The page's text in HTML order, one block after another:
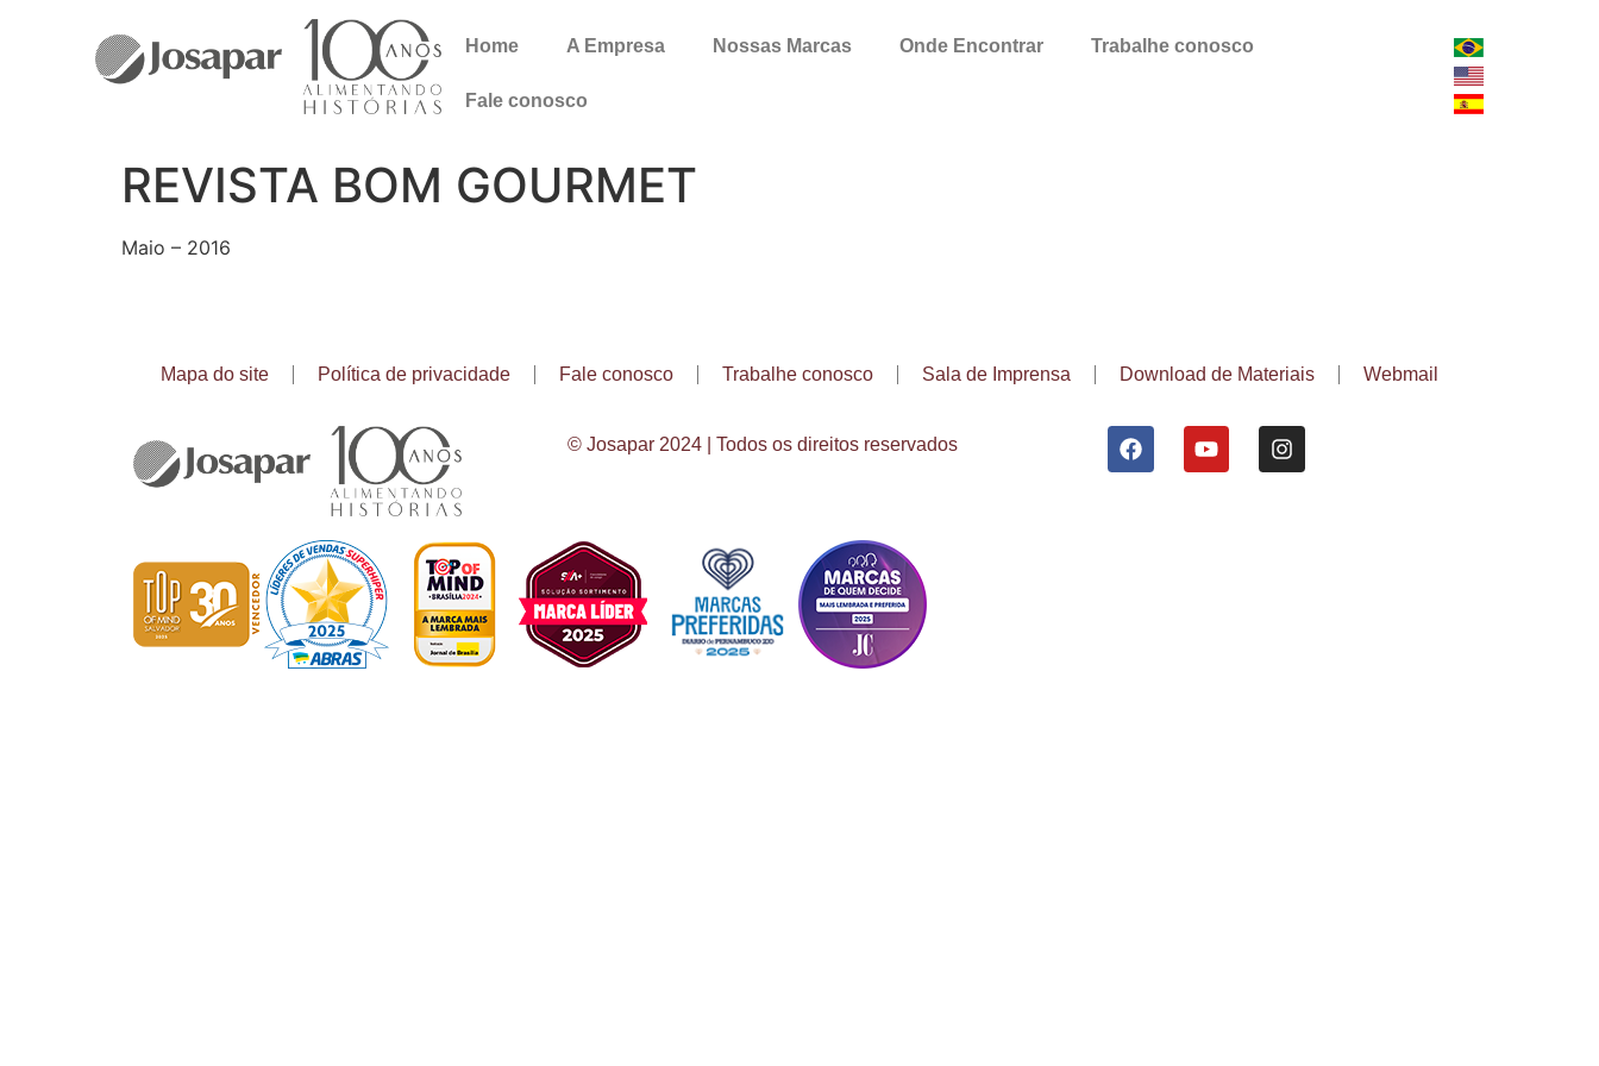
Home A Empresa Nossas Marcas Onde Encontrar Trabalhe conosco
Fale conosco
REVISTA BOM GOURMET
Maio – 2016
Mapa do site Política de privacidade Fale conosco Trabalhe conosco Sala de Imprensa Download de Materiais Webmail
© Josapar 2024 | Todos os direitos reservados